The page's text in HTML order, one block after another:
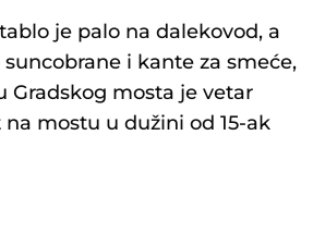
je palo na dalekovod, a
i kante za smeće,
Gradskog mosta je vetar
mostu u dužini od 15-ak